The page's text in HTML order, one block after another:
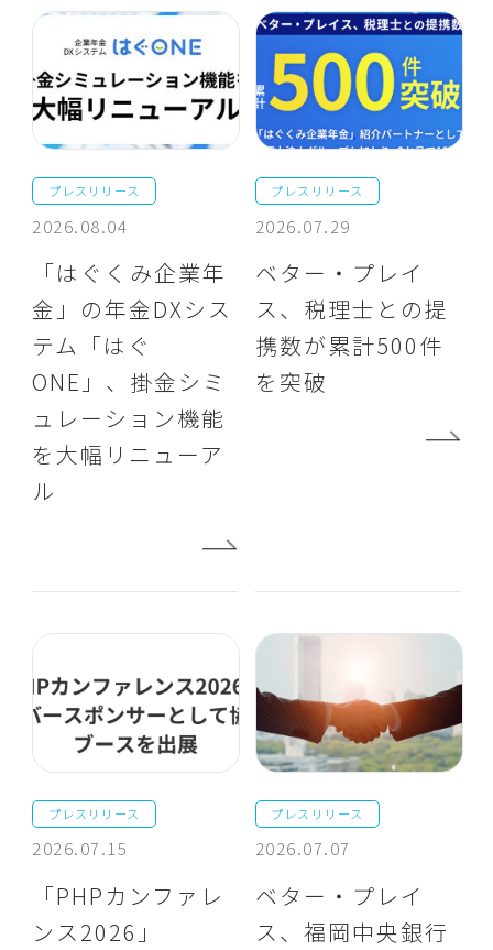
プレスリリース
2026.08.04
「はぐくみ企業年
金」の年金DXシス
テム「はぐ
ONE」、掛金シミ
ュレーション機能
を大幅リニューア
ル
プレスリリース
2026.07.29
ベター・プレイ
ス、税理士との提
携数が累計500件
を突破
プレスリリース
2026.07.15
「PHPカンファレ
ンス2026」
プレスリリース
2026.07.07
ベター・プレイ
ス、福岡中央銀行